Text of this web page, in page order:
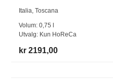
Italia,Toscana
Volum:0,75 l
Utvalg: Kun HoReCa
kr 2191,00